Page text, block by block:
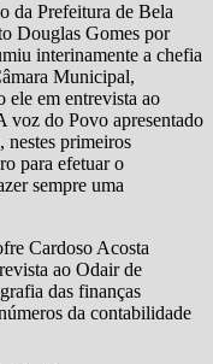
da Prefeitura de Bela
Douglas Gomes por
interinamente a chefia
Municipal,
ele em entrevista ao
voz do Povo apresentado
nestes primeiros
para efetuar o
sempre uma
Cardoso Acosta
ao Odair de
das finanças
da contabilidade